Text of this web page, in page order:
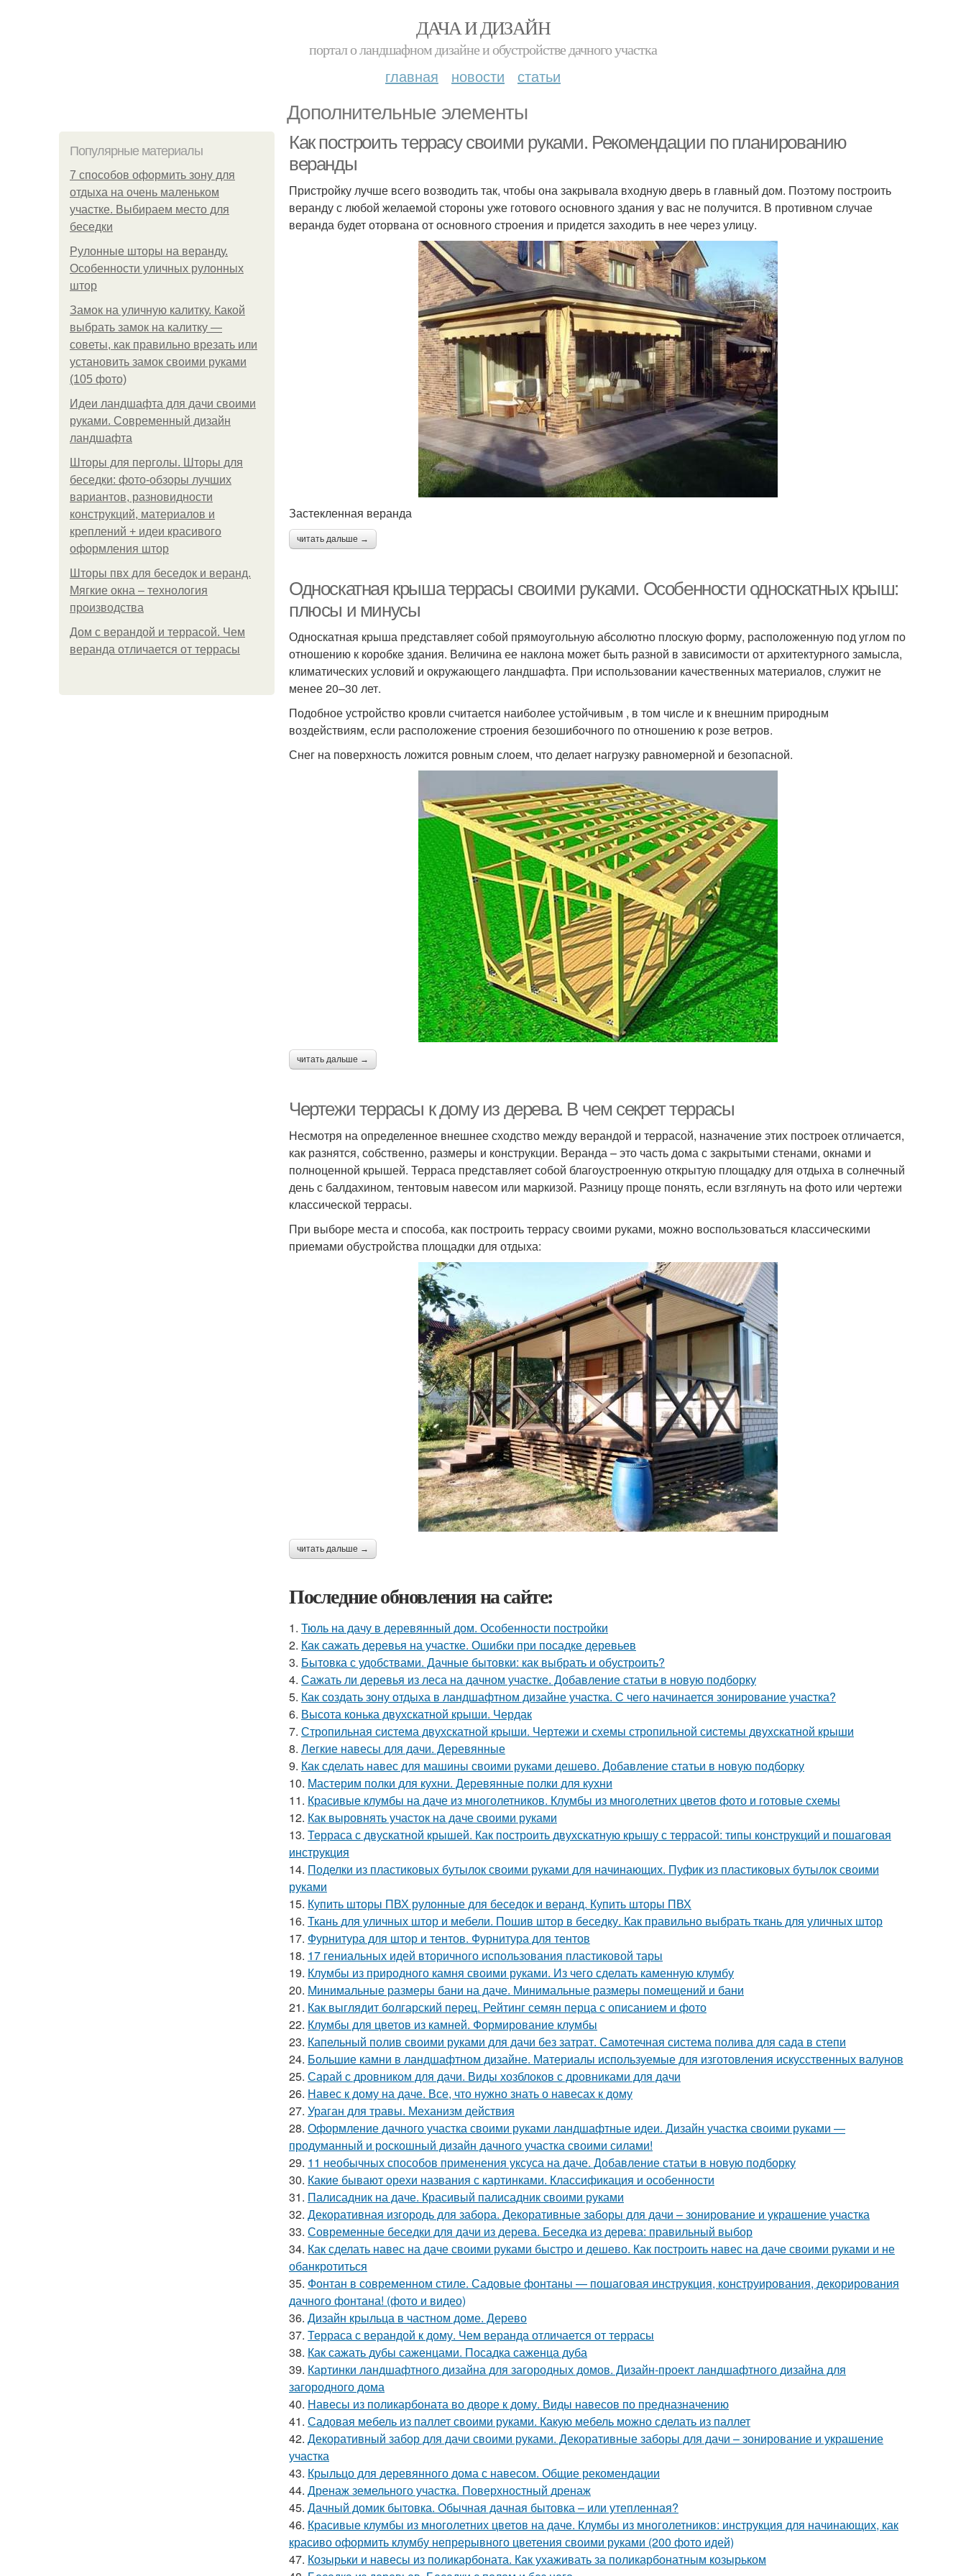
ДАЧА И ДИЗАЙН
портал о ландшафном дизайне и обустройстве дачного участка
главная новости статьи
Дополнительные элементы
Популярные материалы
7 способов оформить зону для
отдыха на очень маленьком
участке. Выбираем место для
беседки
Рулонные шторы на веранду.
Особенности уличных рулонных
штор
Замок на уличную калитку. Какой
выбрать замок на калитку —
советы, как правильно врезать или
установить замок своими руками
(105 фото)
Идеи ландшафта для дачи своими
руками. Современный дизайн
ландшафта
Шторы для перголы. Шторы для
беседки: фото-обзоры лучших
вариантов, разновидности
конструкций, материалов и
креплений + идеи красивого
оформления штор
Шторы пвх для беседок и веранд.
Мягкие окна – технология
производства
Дом с верандой и террасой. Чем
веранда отличается от террасы
Как построить террасу своими руками. Рекомендации по планированию
веранды
Пристройку лучше всего возводить так, чтобы она закрывала входную дверь в главный дом. Поэтому построить
веранду с любой желаемой стороны уже готового основного здания у вас не получится. В противном случае
веранда будет оторвана от основного строения и придется заходить в нее через улицу.
Застекленная веранда
читать дальше →
Односкатная крыша террасы своими руками. Особенности односкатных крыш:
плюсы и минусы
Односкатная крыша представляет собой прямоугольную абсолютно плоскую форму, расположенную под углом по
отношению к коробке здания. Величина ее наклона может быть разной в зависимости от архитектурного замысла,
климатических условий и окружающего ландшафта. При использовании качественных материалов, служит не
менее 20–30 лет.
Подобное устройство кровли считается наиболее устойчивым , в том числе и к внешним природным
воздействиям, если расположение строения безошибочного по отношению к розе ветров.
Снег на поверхность ложится ровным слоем, что делает нагрузку равномерной и безопасной.
читать дальше →
Чертежи террасы к дому из дерева. В чем секрет террасы
Несмотря на определенное внешнее сходство между верандой и террасой, назначение этих построек отличается,
как разнятся, собственно, размеры и конструкции. Веранда – это часть дома с закрытыми стенами, окнами и
полноценной крышей. Терраса представляет собой благоустроенную открытую площадку для отдыха в солнечный
день с балдахином, тентовым навесом или маркизой. Разницу проще понять, если взглянуть на фото или чертежи
классической террасы.
При выборе места и способа, как построить террасу своими руками, можно воспользоваться классическими
приемами обустройства площадки для отдыха:
читать дальше →
Последние обновления на сайте:
1. Тюль на дачу в деревянный дом. Особенности постройки
2. Как сажать деревья на участке. Ошибки при посадке деревьев
3. Бытовка с удобствами. Дачные бытовки: как выбрать и обустроить?
4. Сажать ли деревья из леса на дачном участке. Добавление статьи в новую подборку
5. Как создать зону отдыха в ландшафтном дизайне участка. С чего начинается зонирование участка?
6. Высота конька двухскатной крыши. Чердак
7. Стропильная система двухскатной крыши. Чертежи и схемы стропильной системы двухскатной крыши
8. Легкие навесы для дачи. Деревянные
9. Как сделать навес для машины своими руками дешево. Добавление статьи в новую подборку
10. Мастерим полки для кухни. Деревянные полки для кухни
11. Красивые клумбы на даче из многолетников. Клумбы из многолетних цветов фото и готовые схемы
12. Как выровнять участок на даче своими руками
13. Терраса с двускатной крышей. Как построить двухскатную крышу с террасой: типы конструкций и пошаговая
инструкция
14. Поделки из пластиковых бутылок своими руками для начинающих. Пуфик из пластиковых бутылок своими
руками
15. Купить шторы ПВХ рулонные для беседок и веранд. Купить шторы ПВХ
16. Ткань для уличных штор и мебели. Пошив штор в беседку. Как правильно выбрать ткань для уличных штор
17. Фурнитура для штор и тентов. Фурнитура для тентов
18. 17 гениальных идей вторичного использования пластиковой тары
19. Клумбы из природного камня своими руками. Из чего сделать каменную клумбу
20. Минимальные размеры бани на даче. Минимальные размеры помещений и бани
21. Как выглядит болгарский перец. Рейтинг семян перца с описанием и фото
22. Клумбы для цветов из камней. Формирование клумбы
23. Капельный полив своими руками для дачи без затрат. Самотечная система полива для сада в степи
24. Большие камни в ландшафтном дизайне. Материалы используемые для изготовления искусственных валунов
25. Сарай с дровником для дачи. Виды хозблоков с дровниками для дачи
26. Навес к дому на даче. Все, что нужно знать о навесах к дому
27. Ураган для травы. Механизм действия
28. Оформление дачного участка своими руками ландшафтные идеи. Дизайн участка своими руками —
продуманный и роскошный дизайн дачного участка своими силами!
29. 11 необычных способов применения уксуса на даче. Добавление статьи в новую подборку
30. Какие бывают орехи названия с картинками. Классификация и особенности
31. Палисадник на даче. Красивый палисадник своими руками
32. Декоративная изгородь для забора. Декоративные заборы для дачи – зонирование и украшение участка
33. Современные беседки для дачи из дерева. Беседка из дерева: правильный выбор
34. Как сделать навес на даче своими руками быстро и дешево. Как построить навес на даче своими руками и не
обанкротиться
35. Фонтан в современном стиле. Садовые фонтаны — пошаговая инструкция, конструирования, декорирования
дачного фонтана! (фото и видео)
36. Дизайн крыльца в частном доме. Дерево
37. Терраса с верандой к дому. Чем веранда отличается от террасы
38. Как сажать дубы саженцами. Посадка саженца дуба
39. Картинки ландшафтного дизайна для загородных домов. Дизайн-проект ландшафтного дизайна для
загородного дома
40. Навесы из поликарбоната во дворе к дому. Виды навесов по предназначению
41. Садовая мебель из паллет своими руками. Какую мебель можно сделать из паллет
42. Декоративный забор для дачи своими руками. Декоративные заборы для дачи – зонирование и украшение
участка
43. Крыльцо для деревянного дома с навесом. Общие рекомендации
44. Дренаж земельного участка. Поверхностный дренаж
45. Дачный домик бытовка. Обычная дачная бытовка – или утепленная?
46. Красивые клумбы из многолетних цветов на даче. Клумбы из многолетников: инструкция для начинающих, как
красиво оформить клумбу непрерывного цветения своими руками (200 фото идей)
47. Козырьки и навесы из поликарбоната. Как ухаживать за поликарбонатным козырьком